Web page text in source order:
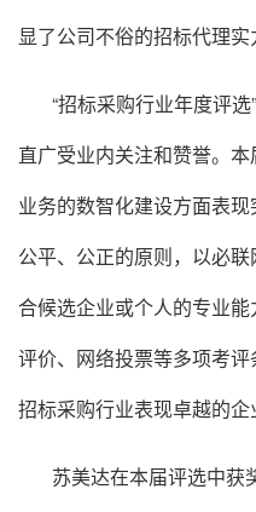
显了公司不俗的招标代理实
“招标采购行业年度评
直广受业内关注和赞誉。
业务的数智化建设方面表现
公平、公正的原则，以必
合候选企业或个人的专业
评价、网络投票等多项考
招标采购行业表现卓越的企
苏美达在本届评选中获